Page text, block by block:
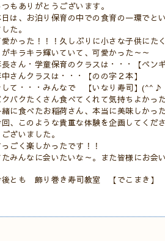
もありがとうございます。
は、お泊り保育の中での食育の一環でと
た。
かった！！！久しぶりに小さな子供にた
がキラキラ輝いていて、可愛かった～～
長さん・学童保育のクラスは・・・【ペンギ
中さんクラスは・・・【のの字２本】
して・・・みんなで 【いなり寿司】(^^♪
クバクたくさん食べてくれて気持ちよかっ
緒に食べたお稲荷さん、本当に美味しかった
回、このような貴重な体験を企画してくだ
ございました。
っごく楽しかったです！！
たみんなに会いたいな～。また皆様にお会
後とも 飾り巻き寿司教室 【でこまき】